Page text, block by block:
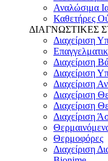
Αναλώσιμα
Καθετήρες
ΔΙΑΓΝΩΣΤΙΚΕΣ
Διαχείριση
Διαχείριση
Διαχείριση
Διαχείριση
Διαχείριση
Διαχείριση
Διαχείριση
Θερμοφόρες
Διαχείριση